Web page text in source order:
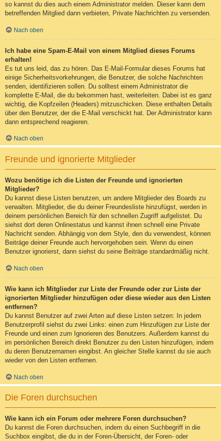
so kannst du dies auch einem Administrator melden. Dieser kann dem
betreffenden Mitglied dann verbieten, Private Nachrichten zu versenden.
Nach oben
Ich habe eine Spam-E-Mail von einem Mitglied dieses Forums
erhalten!
Es tut uns leid, das zu hören. Das E-Mail-Formular dieses Forums hat
einige Sicherheitsvorkehrungen, die Benutzer, die solche Nachrichten
senden, identifizieren sollen. Du solltest einem Administrator die
komplette E-Mail, die du bekommen hast, weiterleiten. Dabei ist es ganz
wichtig, die Kopfzeilen (Headers) mitzuschicken. Diese enthalten Details
über den Benutzer, der die E-Mail verschickt hat. Der Administrator kann
dann entsprechend reagieren.
Nach oben
Freunde und ignorierte Mitglieder
Wozu benötige ich die Listen der Freunde und ignorierten
Mitglieder?
Du kannst diese Listen benutzen, um andere Mitglieder des Boards zu
verwalten. Mitglieder, die du deiner Freundesliste hinzufügst, werden in
deinem persönlichen Bereich für den schnellen Zugriff aufgelistet. Du
siehst dort deren Onlinestatus und kannst ihnen schnell eine Private
Nachricht senden. Abhängig von dem Style, den du verwendest, können
Beiträge deiner Freunde auch hervorgehoben sein. Wenn du einen
Benutzer ignorierst, dann siehst du seine Beiträge standardmäßig nicht.
Nach oben
Wie kann ich Mitglieder zur Liste der Freunde oder zur Liste der
ignorierten Mitglieder hinzufügen oder diese wieder aus den Listen
entfernen?
Du kannst Benutzer auf zwei Arten auf diese Listen setzen: In jedem
Benutzerprofil siehst du zwei Links: einen zum Hinzufügen zur Liste der
Freunde und einen zum Ignorieren des Benutzers. Außerdem kannst du
im persönlichen Bereich direkt Benutzer zu den Listen hinzufügen, indem
du deren Benutzernamen eingibst. An gleicher Stelle kannst du sie auch
wieder von den Listen entfernen.
Nach oben
Die Foren durchsuchen
Wie kann ich ein Forum oder mehrere Foren durchsuchen?
Du kannst die Foren durchsuchen, indem du einen Suchbegriff in die
Suchbox eingibst, die du in der Foren-Übersicht, der Foren- oder